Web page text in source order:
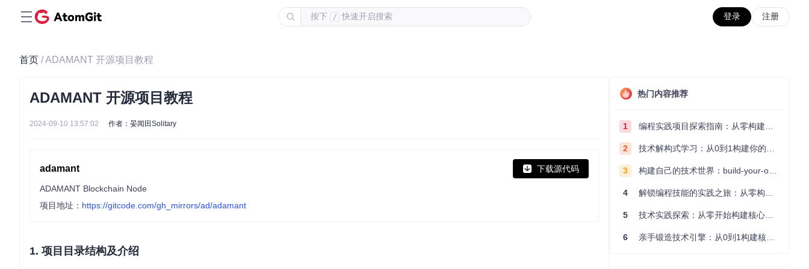
按下 / 快速开启搜索 登录 注册
首页 / ADAMANT 开源项目教程
ADAMANT 开源项目教程
2024-09-10 13:57:02 作者：晏闻田Solitary
adamant 下载源代码
ADAMANT Blockchain Node
项目地址： https://gitcode.com/gh_mirrors/ad/adamant
1. 项目目录结构及介绍
热门内容推荐
1 编程实践项目探索指南：从零构建技术能力体系
2 技术解构式学习：从0到1构建你的编程知识体系
3 构建自己的技术世界：build-your-own-x项目的实践探索指南
4 解锁编程技能的实践之旅：从零构建你的技术世界
5 技术实践探索：从零开始构建核心系统的实践指南
6 亲手锻造技术引擎：从0到1构建核心系统的实践指南